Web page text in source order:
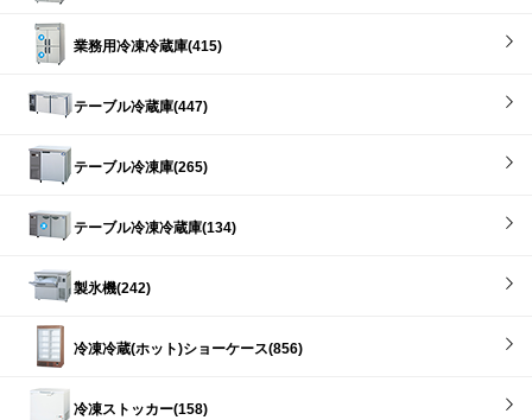
業務用冷凍冷蔵庫(415)
テーブル冷蔵庫(447)
テーブル冷凍庫(265)
テーブル冷凍冷蔵庫(134)
製氷機(242)
冷凍冷蔵(ホット)ショーケース(856)
冷凍ストッカー(158)